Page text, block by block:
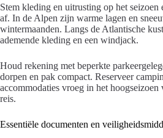
Stem kleding en uitrusting op het seizoen
af. In de Alpen zijn warme lagen en
wintermaanden. Langs de Atlantische
ademende kleding en een windjack.
Houd rekening met beperkte
dorpen en pak compact. Reserveer
accommodaties vroeg in het hoogseizoen
reis.
Essentiële documenten en